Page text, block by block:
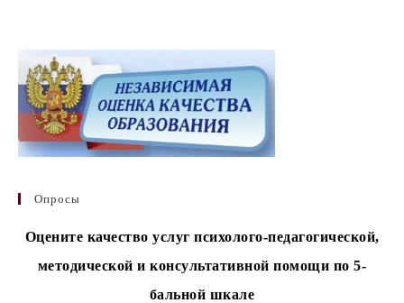
Опросы
Оцените качество услуг психолого-педагогической,
методической и консультативной помощи по 5-
бальной шкале